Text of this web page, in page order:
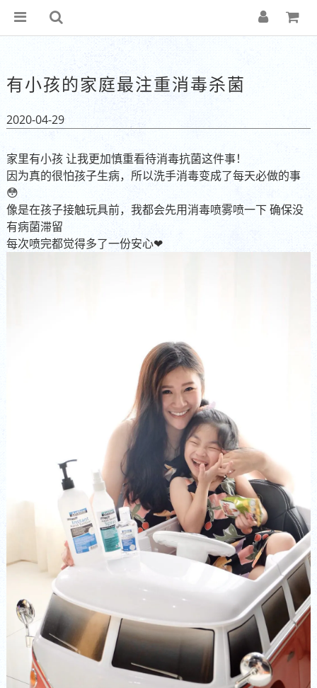
有小孩的家庭最注重消毒杀菌
2020-04-29
家里有小孩 让我更加慎重看待消毒抗菌这件事！
因为真的很怕孩子生病，所以洗手消毒变成了每天必做的事
😳
像是在孩子接触玩具前，我都会先用消毒喷雾喷一下 确保没
有病菌滞留
每次喷完都觉得多了一份安心❤